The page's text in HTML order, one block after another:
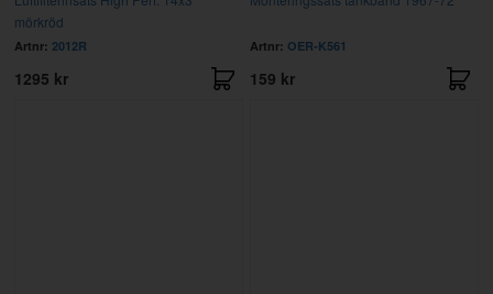
mörkröd
Artnr: 2012R
1295 kr
Artnr: OER-K561
159 kr